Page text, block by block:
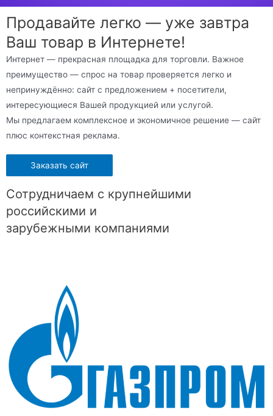
Продавайте легко — уже завтра
Ваш товар в Интернете!
Интернет — прекрасная площадка для торговли. Важное
преимущество — спрос на товар проверяется легко и
непринуждённо: сайт с предложением + посетители,
интересующиеся Вашей продукцией или услугой.
Мы предлагаем комплексное и экономичное решение — сайт
плюс контекстная реклама.
Заказать сайт
Сотрудничаем с крупнейшими
российскими и
зарубежными компаниями